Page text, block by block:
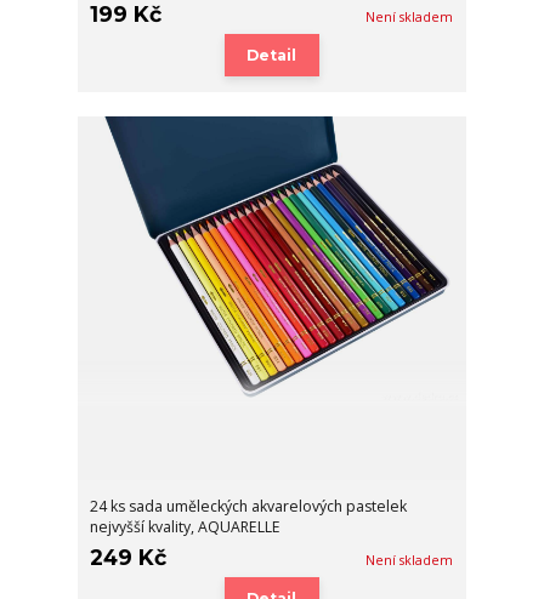
199 Kč Není skladem
Detail
24 ks sada uměleckých akvarelových pastelek
nejvyšší kvality, AQUARELLE
249 Kč Není skladem